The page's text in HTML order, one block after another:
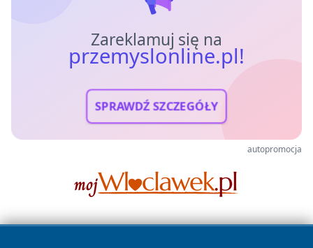
Zareklamuj się na
przemyslonline.pl!
SPRAWDŹ SZCZEGÓŁY
autopromocja